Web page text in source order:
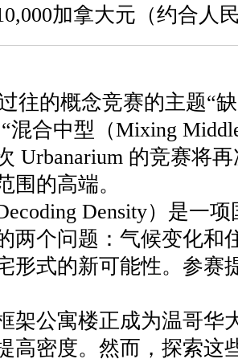
加拿大元（约合人
往的概念竞赛的主题“
混合中型（Mixing
Urbanarium 的竞赛将
围的高端。
Density）是一
两个问题：气候变化和
形式的新可能性。参赛
架公寓楼正成为温哥华
高密度。然而，探索这